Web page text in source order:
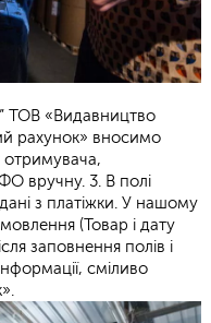
ТОВ «Видавництво
рахунок» вносимо
отримувача,
вручну. 3. В полі
з платіжки. У нашому
(Товар і дату
заповнення полів і
сміливо